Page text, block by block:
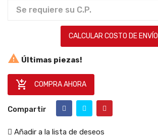
CALCULAR COSTO DE ENVÍO
 Últimas piezas!
 COMPRA AHORA
Compartir
Añadir a la lista de deseos